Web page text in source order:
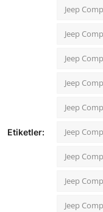
Etiketler:
Jeep
Jeep
Jeep
Jeep
Jeep
Jeep
Jeep
Jeep
Jeep